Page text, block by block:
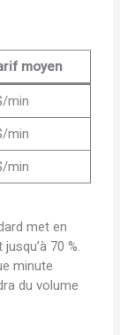
moyen
min
min
min
met en
70 %.
minute
du volume